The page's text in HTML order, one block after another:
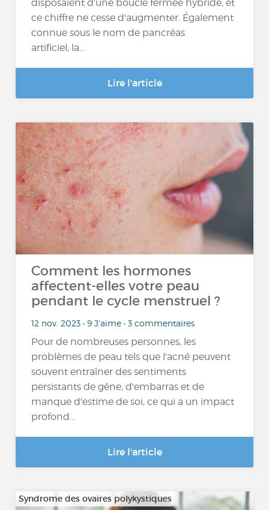
disposaient d’une boucle fermée hybride, et
ce chiffre ne cesse d'augmenter. Également
connue sous le nom de pancréas
artificiel, la...
Lire l'article
Comment les hormones
affectent-elles votre peau
pendant le cycle menstruel ?
12 nov. 2023 • 9 J'aime • 3 commentaires
Pour de nombreuses personnes, les
problèmes de peau tels que l'acné peuvent
souvent entraîner des sentiments
persistants de gêne, d'embarras et de
manque d'estime de soi, ce qui a un impact
profond...
Lire l'article
Syndrome des ovaires polykystiques